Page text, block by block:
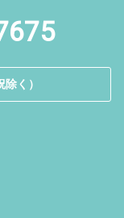
く）